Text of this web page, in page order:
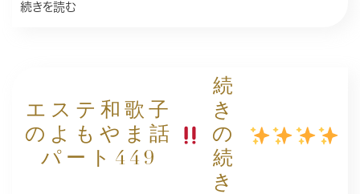
続きを読む
エステ和歌子
のよもやま話
パート449
続
き
の
続
き